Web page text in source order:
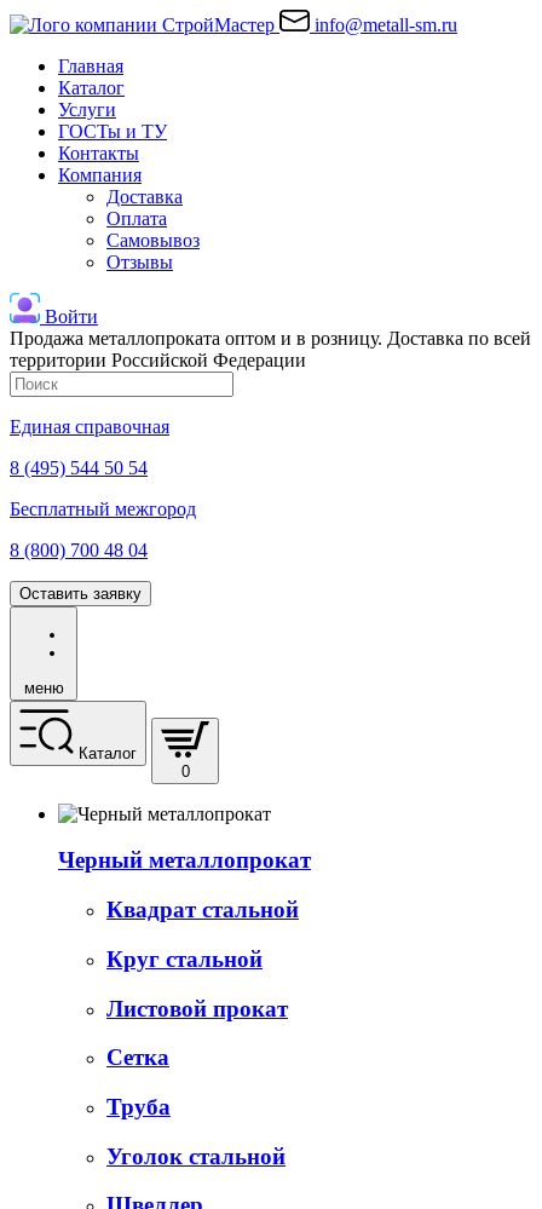
info@metall-sm.ru
Главная
Каталог
Услуги
ГОСТы и ТУ
Контакты
Компания
Доставка
Оплата
Самовывоз
Отзывы
Войти
Продажа металлопроката оптом и в розницу. Доставка по всей
территории Российской Федерации
Единая справочная
8 (495) 544 50 54
Бесплатный межгород
8 (800) 700 48 04
Оставить заявку
меню
Каталог
0
Черный металлопрокат
Квадрат стальной
Круг стальной
Листовой прокат
Сетка
Труба
Уголок стальной